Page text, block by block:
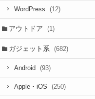
WordPress (12)
アウトドア (1)
ガジェット系 (682)
Android (93)
Apple・iOS (250)